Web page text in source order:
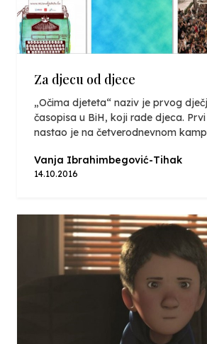
Za djecu od djece
„Očima djeteta“ naziv je prvog
časopisa u BiH, koji rade djeca.
nastao je na četverodnevnom
Vanja Ibrahimbegović-Tihak
14.10.2016